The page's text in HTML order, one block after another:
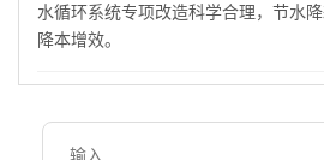
水循环系统专项改造科学合理，节水
降本增效。